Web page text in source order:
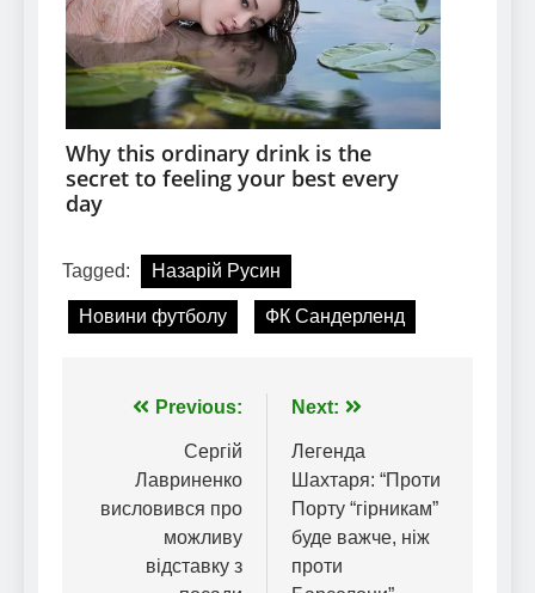
Tagged: Назарій Русин
Новини футболу ФК Сандерленд
Навігація
записів
Previous:
Сергій
Лавриненко
висловився про
можливу
відставку з
Next:
Легенда
Шахтаря: “Проти
Порту “гірникам”
буде важче, ніж
проти